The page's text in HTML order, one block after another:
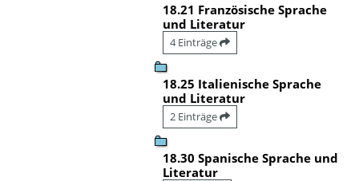
18.21 Französische Sprache
und Literatur
4 Einträge
18.25 Italienische Sprache
und Literatur
2 Einträge
18.30 Spanische Sprache und
Literatur